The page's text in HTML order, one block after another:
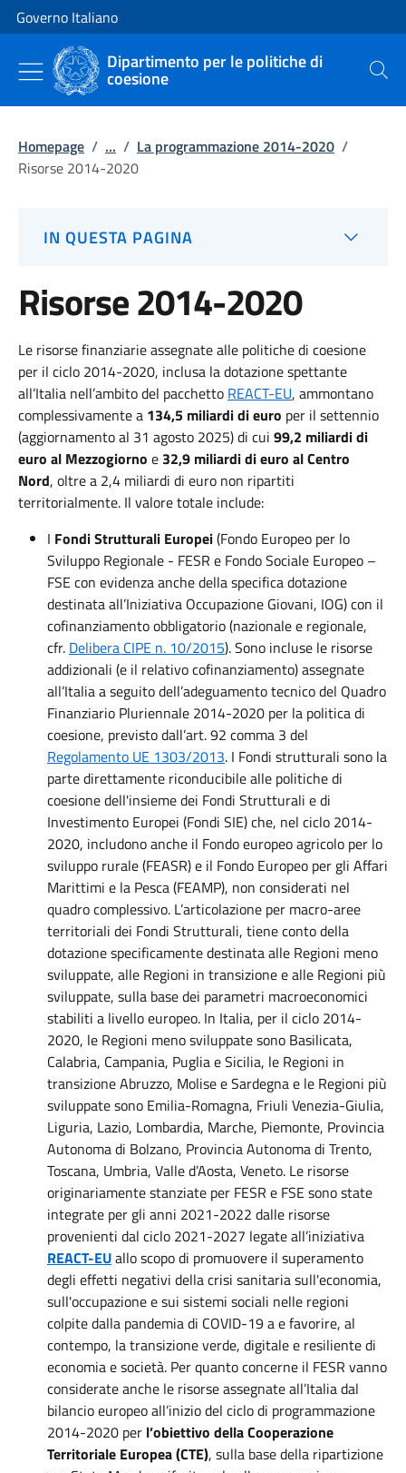
Vai al contenuto
Vai alla navigazione del sito
Governo Italiano
Dipartimento per le politiche di
coesione Cerca
Homepage / ... / La programmazione 2014-2020 /
Risorse 2014-2020
IN QUESTA PAGINA
Risorse 2014-2020
Le risorse finanziarie assegnate alle politiche di coesione
per il ciclo 2014-2020, inclusa la dotazione spettante
all’Italia nell’ambito del pacchetto REACT-EU, ammontano
complessivamente a 134,5 miliardi di euro per il settennio
(aggiornamento al 31 agosto 2025) di cui 99,2 miliardi di
euro al Mezzogiorno e 32,9 miliardi di euro al Centro
Nord, oltre a 2,4 miliardi di euro non ripartiti
territorialmente. Il valore totale include:
I Fondi Strutturali Europei(Fondo Europeo per lo
Sviluppo Regionale - FESR e Fondo Sociale Europeo –
FSE con evidenza anche della specifica dotazione
destinata all’Iniziativa Occupazione Giovani, IOG) con il
cofinanziamento obbligatorio (nazionale e regionale,
cfr. Delibera CIPE n. 10/2015). Sono incluse le risorse
addizionali (e il relativo cofinanziamento) assegnate
all’Italia a seguito dell’adeguamento tecnico del Quadro
Finanziario Pluriennale 2014-2020 per la politica di
coesione, previsto dall’art. 92 comma 3 del
Regolamento UE 1303/2013. I Fondi strutturali sono la
parte direttamente riconducibile alle politiche di
coesione dell'insieme dei Fondi Strutturali e di
Investimento Europei (Fondi SIE) che, nel ciclo 2014-
2020, includono anche il Fondo europeo agricolo per lo
sviluppo rurale (FEASR) e il Fondo Europeo per gli Affari
Marittimi e la Pesca (FEAMP), non considerati nel
quadro complessivo. L’articolazione per macro-aree
territoriali dei Fondi Strutturali, tiene conto della
dotazione specificamente destinata alle Regioni meno
sviluppate, alle Regioni in transizione e alle Regioni più
sviluppate, sulla base dei parametri macroeconomici
stabiliti a livello europeo. In Italia, per il ciclo 2014-
2020, le Regioni meno sviluppate sono Basilicata,
Calabria, Campania, Puglia e Sicilia, le Regioni in
transizione Abruzzo, Molise e Sardegna e le Regioni più
sviluppate sono Emilia-Romagna, Friuli Venezia-Giulia,
Liguria, Lazio, Lombardia, Marche, Piemonte, Provincia
Autonoma di Bolzano, Provincia Autonoma di Trento,
Toscana, Umbria, Valle d’Aosta, Veneto. Le risorse
originariamente stanziate per FESR e FSE sono state
integrate per gli anni 2021-2022 dalle risorse
provenienti dal ciclo 2021-2027 legate all’iniziativa
REACT-EUallo scopo di promuovere il superamento
degli effetti negativi della crisi sanitaria sull'economia,
sull'occupazione e sui sistemi sociali nelle regioni
colpite dalla pandemia di COVID-19 a e favorire, al
contempo, la transizione verde, digitale e resiliente di
economia e società. Per quanto concerne il FESR vanno
considerate anche le risorse assegnateall’Italia dal
bilancio europeo all’inizio del ciclo di programmazione
2014-2020 per l’obiettivo della Cooperazione
Territoriale Europea (CTE), sulla base della ripartizione